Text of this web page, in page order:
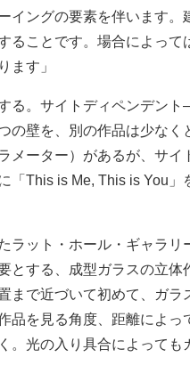
イングの要素を伴います。
ることです。場合によって
ます」
る。サイトディペンデン
の壁を、別の作品は少なく
メーター）があるが、サイ
「This is Me, This is You」
ラット・ホール・ギャラリ
とする、成型ガラスの立体
まで近づいて初めて、ガラ
品を見る角度、距離によっ
。光の入り具合によっても